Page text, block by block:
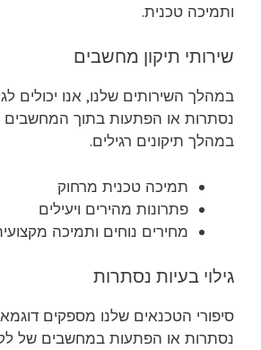
ותמיכה טכנית.
שירותי תיקון מחשבים
במהלך השירותים שלנו, אנו יכולים
נסתרות או הפתעות בתוך המחשבים
במהלך תיקונים רגילים.
תמיכה טכנית מרחוק
פתרונות מהירים ויעילים
מחירים נוחים ותמיכה
גילוי בעיות נסתרות
סיפורי הטכנאים שלנו מספקים
נסתרות או הפתעות במחשבים של